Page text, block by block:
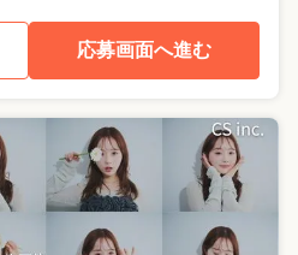
応募画面へ進む